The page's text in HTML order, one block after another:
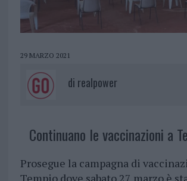
29 MARZO 2021
di realpower
Continuano le vaccinazioni a
Prosegue la campagna di